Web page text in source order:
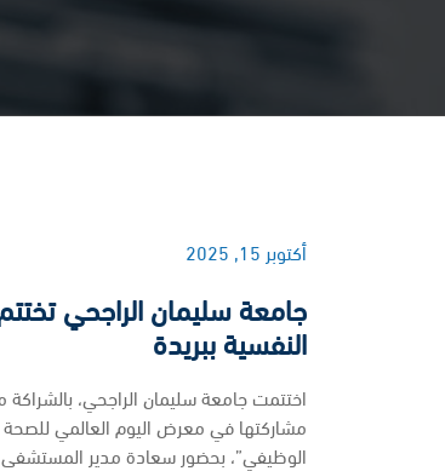
أكتوبر 15, 2025
جامعة سليمان الراجحي
النفسية ببريدة
اختتمت جامعة سليمان الراجحي،
مشاركتها في معرض اليوم العالمي
الوظيفي”، بحضور سعادة مدير المستشفى